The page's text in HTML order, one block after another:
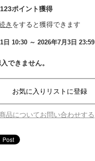
123ポイント獲得
き をすると獲得できます
日 10:30 ～ 2026年7月3日 23:59
できません。
品についてお問い合わせする